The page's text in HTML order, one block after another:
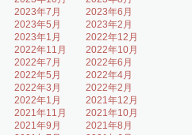
2023年7月
2023年6月
2023年5月
2023年2月
2023年1月
2022年12月
2022年11月
2022年10月
2022年7月
2022年6月
2022年5月
2022年4月
2022年3月
2022年2月
2022年1月
2021年12月
2021年11月
2021年10月
2021年9月
2021年8月